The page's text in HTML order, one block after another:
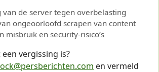
van de server tegen overbelasting
ongeoorloofd scrapen van content
misbruik en security-risico’s
vergissing is?
en vermeld